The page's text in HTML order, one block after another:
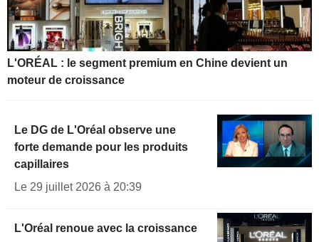
L'ORÉAL : le segment premium en Chine devient un
moteur de croissance
Le DG de L'Oréal observe une
forte demande pour les produits
capillaires
Le 29 juillet 2026 à 20:39
L'Oréal renoue avec la croissance